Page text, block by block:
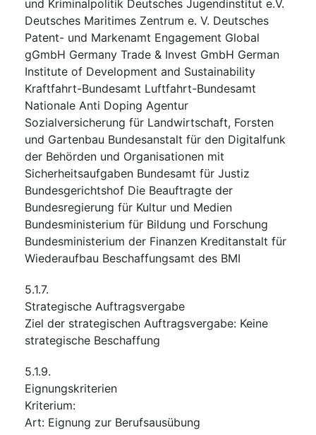
und Kriminalpolitik Deutsches Jugendinstitut e.V.
Deutsches Maritimes Zentrum e. V. Deutsches
Patent- und Markenamt Engagement Global
gGmbH Germany Trade & Invest GmbH German
Institute of Development and Sustainability
Kraftfahrt-Bundesamt Luftfahrt-Bundesamt
Nationale Anti Doping Agentur
Sozialversicherung für Landwirtschaft, Forsten
und Gartenbau Bundesanstalt für den Digitalfunk
der Behörden und Organisationen mit
Sicherheitsaufgaben Bundesamt für Justiz
Bundesgerichtshof Die Beauftragte der
Bundesregierung für Kultur und Medien
Bundesministerium für Bildung und Forschung
Bundesministerium der Finanzen Kreditanstalt für
Wiederaufbau Beschaffungsamt des BMI
5.1.7.
Strategische Auftragsvergabe
Ziel der strategischen Auftragsvergabe: Keine
strategische Beschaffung
5.1.9.
Eignungskriterien
Kriterium:
Art: Eignung zur Berufsausübung